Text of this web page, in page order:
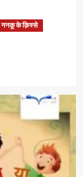
ननकू के क़िस्से